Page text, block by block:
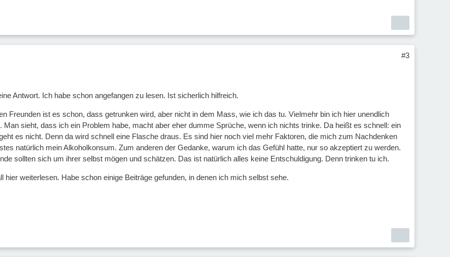
#3
Antwort. Ich habe schon angefangen zu lesen. Ist sicherlich hilfreich.
Freunden ist es schon, dass getrunken wird, aber nicht in dem Mass, wie ich das tu. Vielmehr bin ich hier unendlich
Man sieht, dass ich ein Problem habe, macht aber eher dumme Sprüche, wenn ich nichts trinke. Da heißt es schnell: ein
es nicht. Denn da wird schnell eine Flasche draus. Es sind hier noch viel mehr Faktoren, die mich zum Nachdenken
natürlich mein Alkoholkonsum. Zum anderen der Gedanke, warum ich das Gefühl hatte, nur so akzeptiert zu werden.
sollten sich um ihrer selbst mögen und schätzen. Das ist natürlich alles keine Entschuldigung. Denn trinken tu ich.
hier weiterlesen. Habe schon einige Beiträge gefunden, in denen ich mich selbst sehe.